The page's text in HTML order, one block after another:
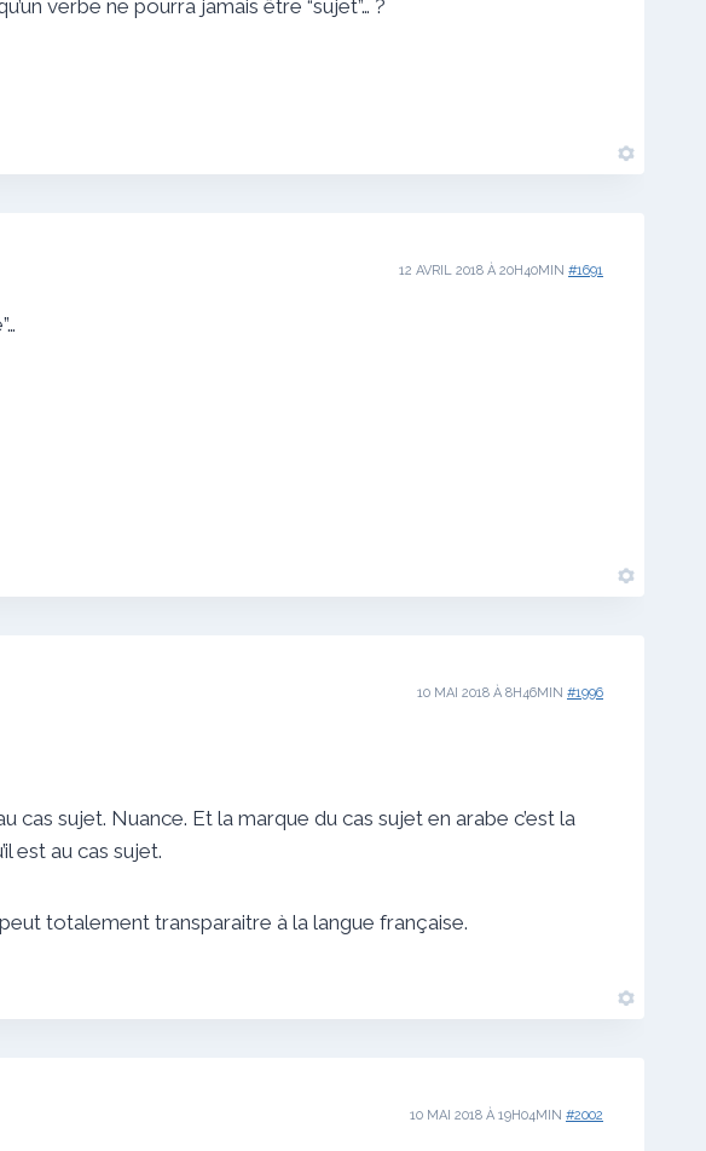
verbe ne pourra jamais être “sujet”… ?
12 AVRIL 2018 À 20H40MIN #1691
10 MAI 2018 À 8H46MIN #1996
cas sujet. Nuance. Et la marque du cas sujet en arabe c’est la
est au cas sujet.
totalement transparaitre à la langue française.
10 MAI 2018 À 19H04MIN #2002